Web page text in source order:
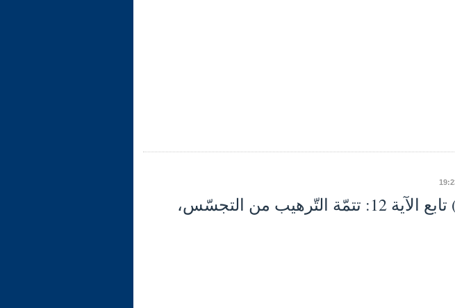
تفسير سورة الحجرات (30) تابع الآية 12: تتمّة التّرهيب من التجسّس،